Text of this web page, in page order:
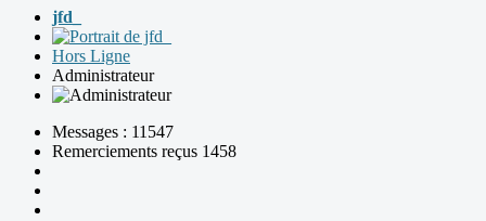
jfd_
Hors Ligne
Administrateur
Messages : 11547
Remerciements reçus 1458